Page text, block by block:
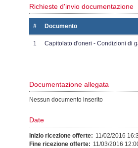
Richieste d'invio documentazione
# Documento
1 Capitolato d'oneri - Condizioni di
Documentazione allegata
Nessun documento inserito
Date
Inizio ricezione offerte: 11/02/2016
Fine ricezione offerte: 11/03/2016